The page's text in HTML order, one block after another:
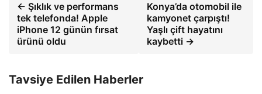
← Şıklık ve performans
tek telefonda! Apple
iPhone 12 günün fırsat
ürünü oldu
Konya’da otomobil ile
kamyonet çarpıştı!
Yaşlı çift hayatını
kaybetti →
Tavsiye Edilen Haberler